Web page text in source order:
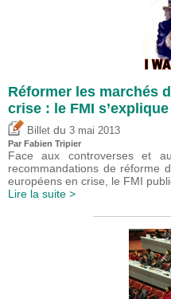
Réformer les marchés
crise : le FMI s’explique
Billet du 3 mai 2013
Par Fabien Tripier
Face aux controverses et
recommandations de réforme
européens en crise, le FMI
Lire la suite >